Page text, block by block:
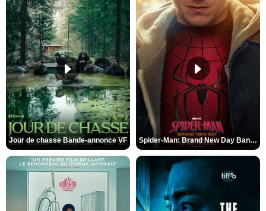
Jour de chasse Bande-annonce VF Spider-Man: Brand New Day Bande-annonce (3) VO STFR